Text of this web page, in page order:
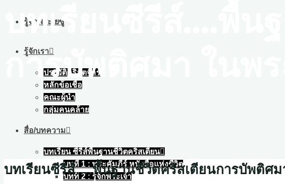
รู้จักพระเยซู
รู้จักเรา
ประวัติคริสตจักร
หลักข้อเชื่อ
คณะผู้นำ
กลุ่มคนคล้าย
สื่อ/บทความ
บทเรียน ซีรีส์พื้นฐานชีวิตคริสเตียน
บทที่ 1 : พระคัมภีร์ หนังสือแห่งชีวิต
บทที่ 2 : รู้จักพระเจ้า
บทเรียนซีรีส์….พื้น
การบัพติศมา ในพ
บทเรียนซีรีส์….พื้นฐานชีวิตคริสเตียนการบัพติศ